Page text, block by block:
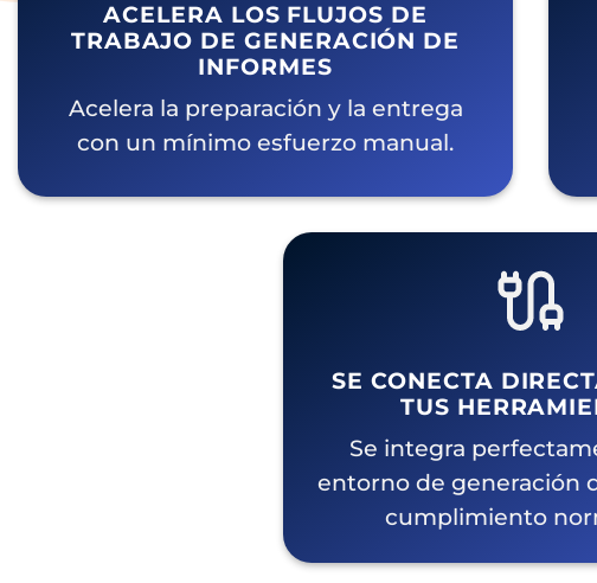
ACELERA LOS FLUJOS DE
TRABAJO DE GENERACIÓN DE
INFORMES
Acelera la preparación y la entrega
con un mínimo esfuerzo manual.
SE CONECTA
TUS
Se integra
entorno de generación
cumplimiento